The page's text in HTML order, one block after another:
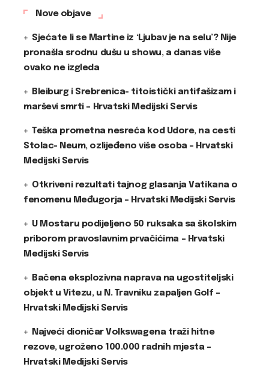
Nove objave
Sjećate li se Martine iz ‘Ljubav je na selu’? Nije
pronašla srodnu dušu u showu, a danas više
ovako ne izgleda
Bleiburg i Srebrenica- titoistički antifašizam i
marševi smrti – Hrvatski Medijski Servis
Teška prometna nesreća kod Udore, na cesti
Stolac- Neum, ozlijeđeno više osoba – Hrvatski
Medijski Servis
Otkriveni rezultati tajnog glasanja Vatikana o
fenomenu Međugorja – Hrvatski Medijski Servis
U Mostaru podijeljeno 50 ruksaka sa školskim
priborom pravoslavnim prvačićima – Hrvatski
Medijski Servis
Bačena eksplozivna naprava na ugostiteljski
objekt u Vitezu, u N. Travniku zapaljen Golf –
Hrvatski Medijski Servis
Najveći dioničar Volkswagena traži hitne
rezove, ugroženo 100.000 radnih mjesta –
Hrvatski Medijski Servis